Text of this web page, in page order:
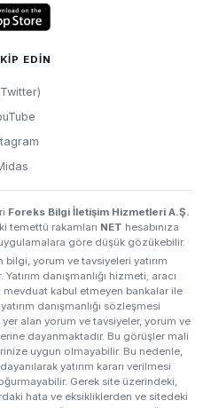
EDIN
Foreks Bilgi İletişim Hizmetleri A.Ş.
temettü rakamları NET hesabınıza
göre düşük gözükebilir.
bilgi, yorum ve tavsiyeleri yatırım
danışmanlığı hizmeti; aracı
kabul etmeyen bankalar ile
danışmanlığı sözleşmesi
alan yorum ve tavsiyeler, yorum ve
dayanmaktadır. Bu görüşler mali
uygun olmayabilir. Bu nedenle,
yatırım kararı verilmesi
Gerek site üzerindeki,
hata ve eksikliklerden ve sitedeki